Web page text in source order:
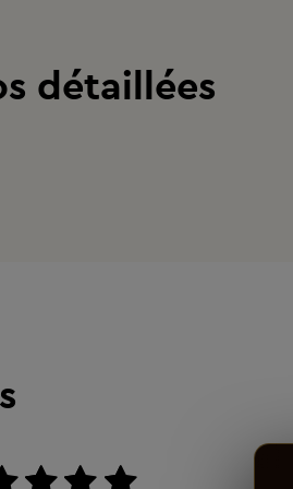
détaillées